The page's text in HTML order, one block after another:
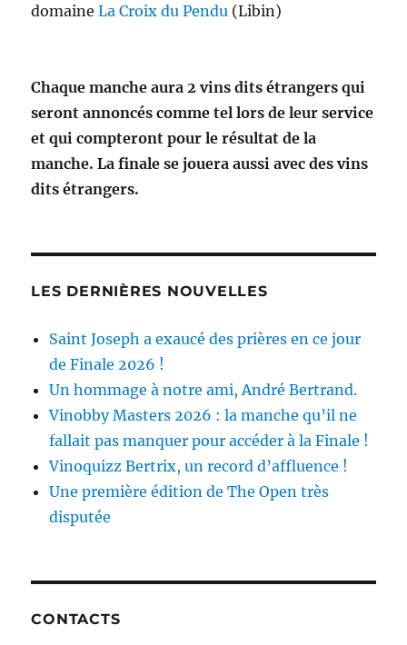
domaineLa Croix du Pendu (Libin)
Chaque manche aura 2 vins dits étrangers qui
seront annoncés comme tel lors de leur service
et qui compteront pour le résultat de la
manche. La finale se jouera aussi avec des vins
dits étrangers.
LES DERNIÈRES NOUVELLES
Saint Joseph a exaucé des prières en ce jour
de Finale 2026 !
Un hommage à notre ami, André Bertrand.
Vinobby Masters 2026 : la manche qu’il ne
fallait pas manquer pour accéder à la Finale !
Vinoquizz Bertrix, un record d’affluence !
Une première édition de The Open très
disputée
CONTACTS